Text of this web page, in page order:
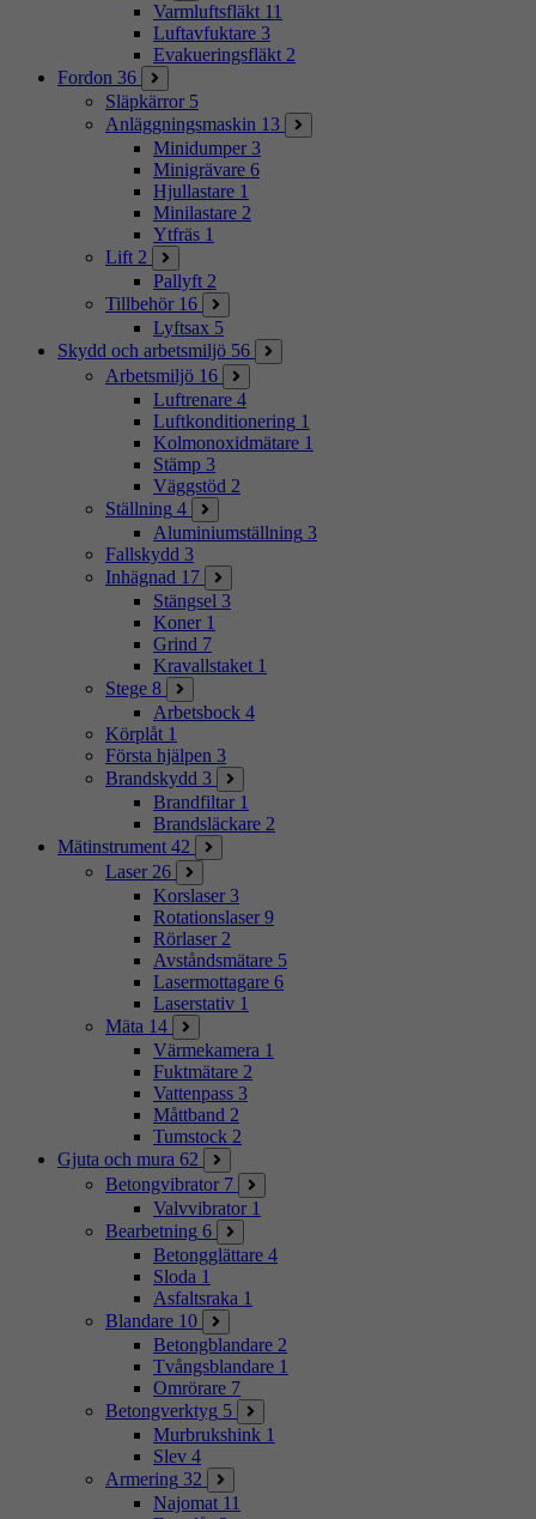
Varmluftsfläkt 11
Luftavfuktare 3
Evakueringsfläkt 2
Fordon 36
Släpkärror 5
Anläggningsmaskin 13
Minidumper 3
Minigrävare 6
Hjullastare 1
Minilastare 2
Ytfräs 1
Lift 2
Pallyft 2
Tillbehör 16
Lyftsax 5
Skydd och arbetsmiljö 56
Arbetsmiljö 16
Luftrenare 4
Luftkonditionering 1
Kolmonoxidmätare 1
Stämp 3
Väggstöd 2
Ställning 4
Aluminiumställning 3
Fallskydd 3
Inhägnad 17
Stängsel 3
Koner 1
Grind 7
Kravallstaket 1
Stege 8
Arbetsbock 4
Körplåt 1
Första hjälpen 3
Brandskydd 3
Brandfiltar 1
Brandsläckare 2
Mätinstrument 42
Laser 26
Korslaser 3
Rotationslaser 9
Rörlaser 2
Avståndsmätare 5
Lasermottagare 6
Laserstativ 1
Mäta 14
Värmekamera 1
Fuktmätare 2
Vattenpass 3
Måttband 2
Tumstock 2
Gjuta och mura 62
Betongvibrator 7
Valvvibrator 1
Bearbetning 6
Betongglättare 4
Sloda 1
Asfaltsraka 1
Blandare 10
Betongblandare 2
Tvångsblandare 1
Omrörare 7
Betongverktyg 5
Murbrukshink 1
Slev 4
Armering 32
Najomat 11